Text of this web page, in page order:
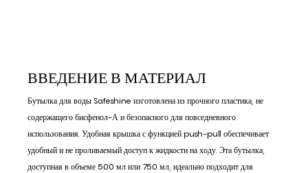
ВВЕДЕНИЕ В МАТЕРИАЛ
Бутылка для воды Safeshine изготовлена ​​из прочного пластика, не
содержащего бисфенол-А и безопасного для повседневного
использования. Удобная крышка с функцией push-pull обеспечивает
удобный и не проливаемый доступ к жидкости на ходу. Эта бутылка,
доступная в объеме 500 мл или 750 мл, идеально подходит для